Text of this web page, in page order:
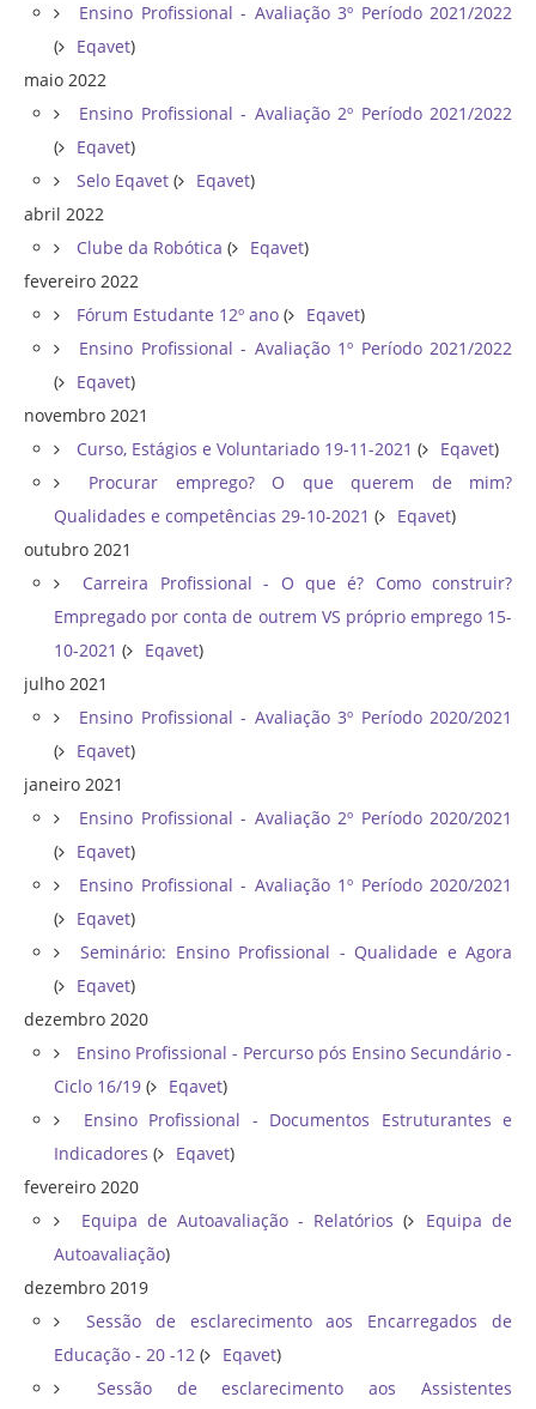
Ensino Profissional - Avaliação 3º Período 2021/2022
(
Eqavet)
maio 2022
Ensino Profissional - Avaliação 2º Período 2021/2022
(
Eqavet)
Selo Eqavet ( Eqavet)
abril 2022
Clube da Robótica ( Eqavet)
fevereiro 2022
Fórum Estudante 12º ano ( Eqavet)
Ensino Profissional - Avaliação 1º Período 2021/2022
(
Eqavet)
novembro 2021
Curso, Estágios e Voluntariado 19-11-2021 ( Eqavet)
Procurar emprego? O que querem de mim?
Qualidades e competências 29-10-2021 ( Eqavet)
outubro 2021
Carreira Profissional - O que é? Como construir?
Empregado por conta de outrem VS próprio emprego 15-
10-2021 ( Eqavet)
julho 2021
Ensino Profissional - Avaliação 3º Período 2020/2021
(
Eqavet)
janeiro 2021
Ensino Profissional - Avaliação 2º Período 2020/2021
(
Eqavet)
Ensino Profissional - Avaliação 1º Período 2020/2021
(
Eqavet)
Seminário: Ensino Profissional - Qualidade e Agora
(
Eqavet)
dezembro 2020
Ensino Profissional - Percurso pós Ensino Secundário -
Ciclo 16/19 ( Eqavet)
Ensino Profissional - Documentos Estruturantes e
Indicadores ( Eqavet)
fevereiro 2020
Equipa de Autoavaliação - Relatórios (
Equipa de
Autoavaliação)
dezembro 2019
Sessão de esclarecimento aos Encarregados de
Educação - 20 -12 ( Eqavet)
Sessão de esclarecimento aos Assistentes